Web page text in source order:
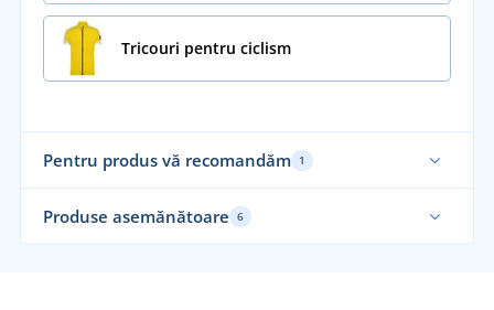
Tricouri pentru ciclism
Pentru produs vă recomandăm 1
Produse asemănătoare 6